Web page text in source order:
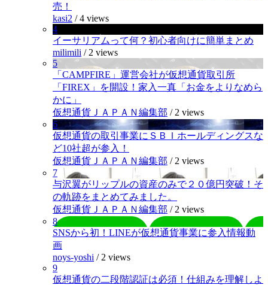
売！
kasi2 /4 views
4
イーサリアムって何？初心者向けに簡単まとめ
milimili / 2 views
5
「CAMPFIRE」運営会社が仮想通貨取引所
「FIREX」を開設！家入一真「お金をよりなめら
かに」
仮想通貨ＪＡＰＡＮ編集部 / 2 views
6
仮想通貨の取引事業にＳＢＩホールディングスな
ど10社超が参入！
仮想通貨ＪＡＰＡＮ編集部 / 2 views
7
与沢翼がリップルの資産のみで２０億円突破！そ
の軌跡をまとめてみました。
仮想通貨ＪＡＰＡＮ編集部 / 2 views
8
SNSから初！LINEが仮想通貨事業に参入情報動
画
noys-yoshi / 2 views
9
仮想通貨の二段階認証は必須！仕組みを理解しよ